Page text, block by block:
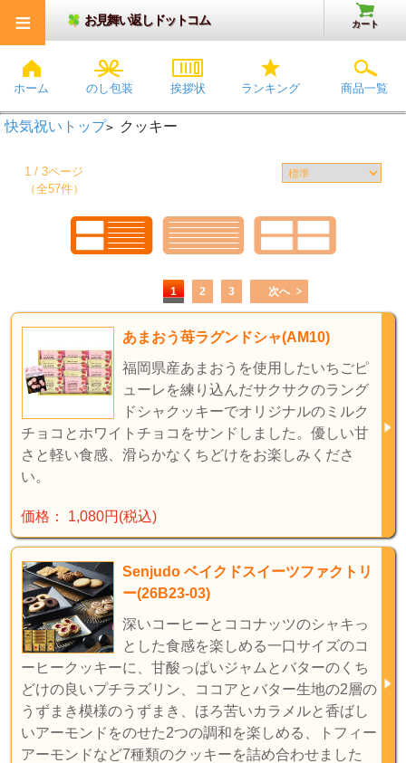
お見舞い返しドットコム カート
ホーム のし包装 挨拶状 ランキング 商品一覧
≡
快気祝いトップ> クッキー
1 / 3ページ
（全57件）
1 2 3 次へ
あまおう苺ラグンドシャ(AM10)
福岡県産あまおうを使用したいちごピ
ューレを練り込んだサクサクのラング
ドシャクッキーでオリジナルのミルク
チョコとホワイトチョコをサンドしました。優しい甘
さと軽い食感、滑らかなくちどけをお楽しみくださ
い。
価格： 1,080円(税込)
Senjudo ベイクドスイーツファクトリ
ー(26B23-03)
深いコーヒーとココナッツのシャキっ
とした食感を楽しめる一口サイズのコ
ーヒークッキーに、甘酸っぱいジャムとバターのくち
どけの良いプチラズリン、ココアとバター生地の2層の
うずまき模様のうずまき、ほろ苦いカラメルと香ばし
いアーモンドをのせた2つの調和を楽しめる、トフィー
アーモンドなど7種類のクッキーを詰め合わせました